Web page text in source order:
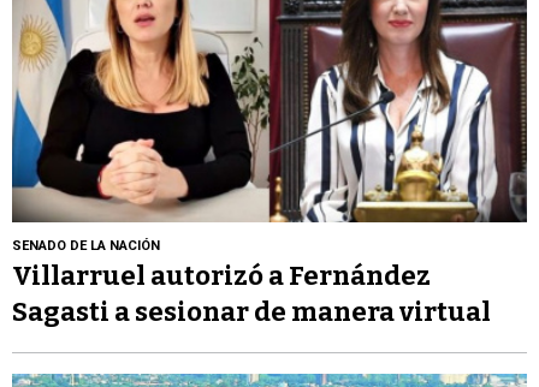
SENADO DE LA NACIÓN
Villarruel autorizó a Fernández
Sagasti a sesionar de manera virtual